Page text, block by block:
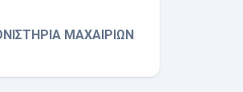
ΜΑΧΑΙΡΙΩΝ